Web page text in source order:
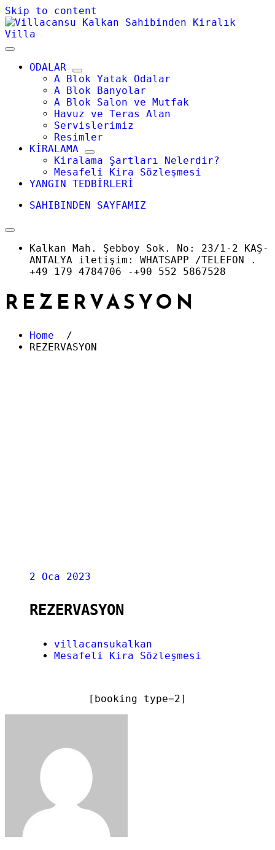
Skip to content
ODALAR
A Blok Yatak Odalar
A Blok Banyolar
A Blok Salon ve Mutfak
Havuz ve Teras Alan
Servislerimiz
Resimler
KİRALAMA
Kiralama Şartları Nelerdir?
Mesafeli Kira Sözleşmesi
YANGIN TEDBİRLERİ
SAHIBINDEN SAYFAMIZ
Kalkan Mah. Şebboy Sok. No: 23/1-2 KAŞ-
ANTALYA iletişim: WHATSAPP /TELEFON .
+49 179 4784706 -+90 552 5867528
REZERVASYON
Home /
REZERVASYON
2 Oca 2023
REZERVASYON
villacansukalkan
Mesafeli Kira Sözleşmesi
[booking type=2]